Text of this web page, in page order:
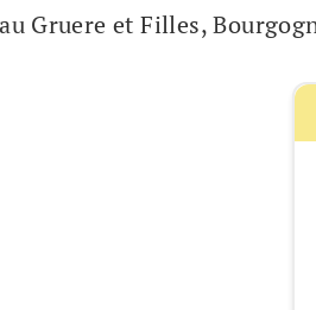
Gruere et Filles,